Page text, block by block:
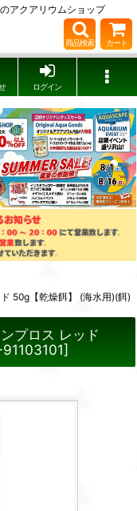
アクアリウムショップ
商品検索 カート
ログイン
50g【乾燥餌】 (海水用)(餌)
プロス レッド
]